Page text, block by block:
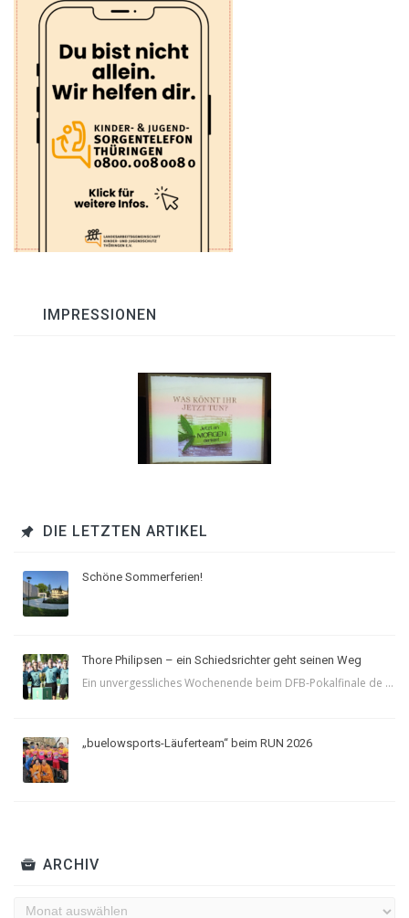
IMPRESSIONEN
DIE LETZTEN ARTIKEL
Schöne Sommerferien!
Thore Philipsen – ein Schiedsrichter geht seinen Weg
Ein unvergessliches Wochenende beim DFB-Pokalfinale de ...
„buelowsports-Läuferteam“ beim RUN 2026
ARCHIV
Archiv